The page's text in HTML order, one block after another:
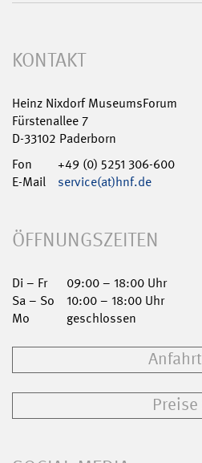
KONTAKT
Heinz Nixdorf MuseumsForum
Fürstenallee 7
D-33102 Paderborn
Fon
+49 (0) 5251 306-600
E-Mail
service(at)hnf.de
ÖFFNUNGSZEITEN
Di – Fr
09:00 – 18:00 Uhr
Sa – So
10:00 – 18:00 Uhr
Mo
geschlossen
Anfahrt
Preise